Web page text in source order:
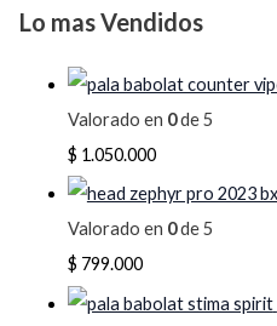
Lo mas Vendidos
Valorado en 0de 5
$ 1.050.000
Valorado en 0de 5
$ 799.000